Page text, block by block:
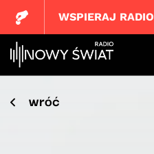
WSPIERAJ RADIO
wróć